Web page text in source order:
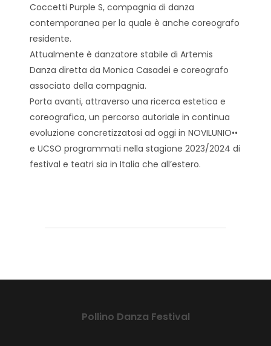
Coccetti Purple S, compagnia di danza
contemporanea per la quale è anche coreografo
residente.
Attualmente è danzatore stabile di Artemis
Danza diretta da Monica Casadei e coreografo
associato della compagnia.
Porta avanti, attraverso una ricerca estetica e
coreografica, un percorso autoriale in continua
evoluzione concretizzatosi ad oggi in NOVILUNIO••
e UCSO programmati nella stagione 2023/2024 di
festival e teatri sia in Italia che all’estero.
Pollino Danza Festival